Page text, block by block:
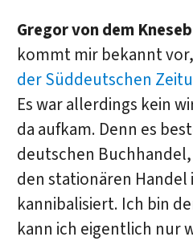
Gregor von dem
kommt mir bekannt
der Süddeutschen
Es war allerdings kein
da aufkam. Denn es
deutschen
den stationären Handel
kannibalisiert. Ich bin
kann ich eigentlich nur